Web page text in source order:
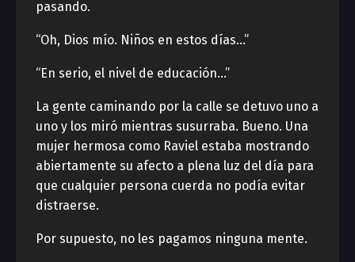
pasando.
“Oh, Dios mío. Niños en estos días…”
“En serio, el nivel de educación…”
La gente caminando por la calle se detuvo uno a
uno y los miró mientras susurraba. Bueno. Una
mujer hermosa como Raviel estaba mostrando
abiertamente su afecto a plena luz del día para
que cualquier persona cuerda no podía evitar
distraerse.
Por supuesto, no les pagamos ninguna mente.